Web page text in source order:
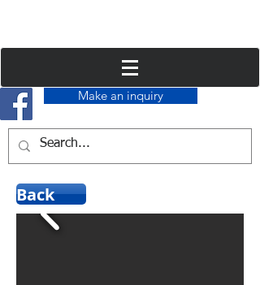
Make an inquiry
Back